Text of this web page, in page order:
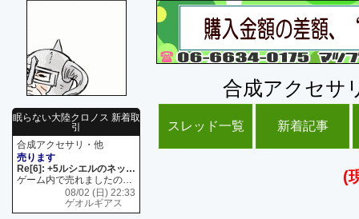
眠らない大陸クロノス 新着取
引
合成アクセサリ・他
売ります
Re[6]: +5ルシエルのネックレス
ゲーム内で売れましたので 在庫がネク1 リング4 となります リングのお値段は80G といたします
08/02 (日) 22:33
ゲオルギアス
合成アクセサ
スレッド一覧 新着記事
(